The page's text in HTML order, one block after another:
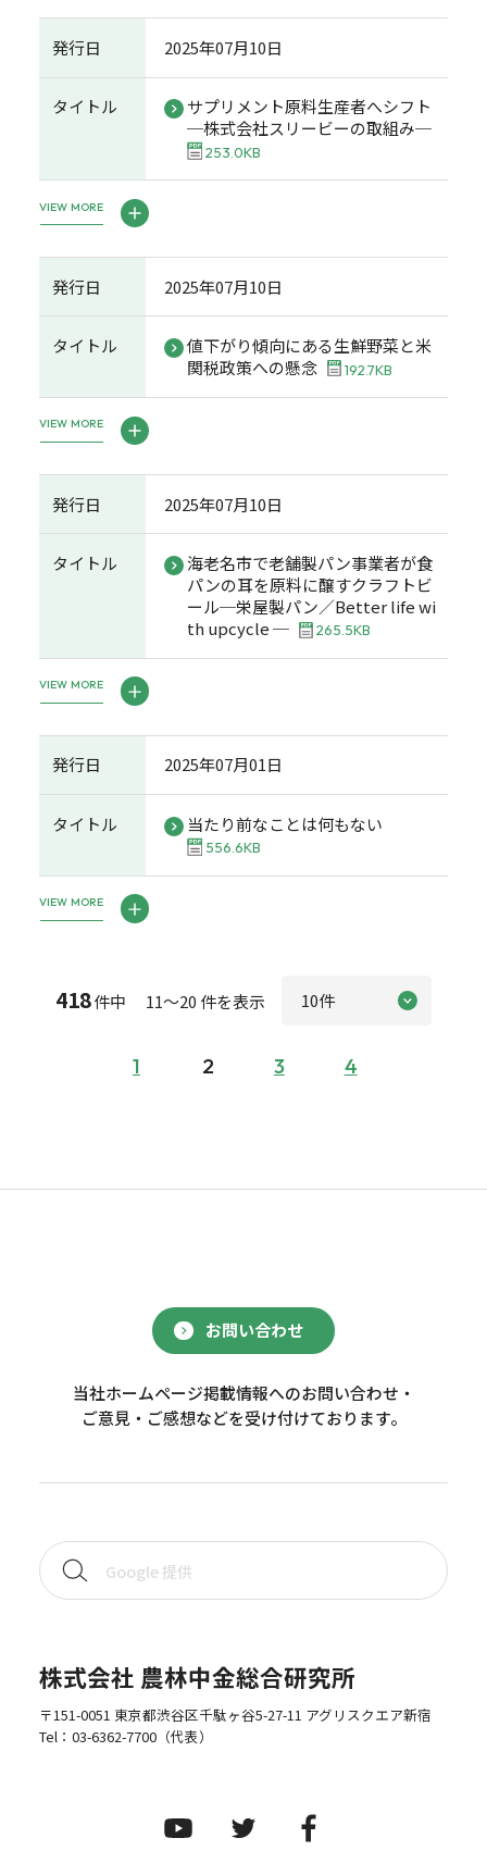
発行日 2025年07月10日
タイトル
サプリメント原料生産者へシフト
─株式会社スリービーの取組み─
253.0KB
VIEW MORE
発行日 2025年07月10日
タイトル
値下がり傾向にある生鮮野菜と米
関税政策への懸念
192.7KB
VIEW MORE
発行日 2025年07月10日
タイトル
海老名市で老舗製パン事業者が食
パンの耳を原料に醸すクラフトビ
ール─栄屋製パン／Better life wi
th upcycle ─
265.5KB
VIEW MORE
発行日 2025年07月01日
タイトル 当たり前なことは何もない
556.6KB
VIEW MORE
418件中 11～20 件を表示
1 2 3 4
お問い合わせ
当社ホームページ掲載情報へのお問い合わせ・
ご意見・ご感想などを受け付けております。
株式会社 農林中金総合研究所
〒151-0051 東京都渋谷区千駄ヶ谷5-27-11 アグリスクエア新宿
Tel： 03-6362-7700（代表）